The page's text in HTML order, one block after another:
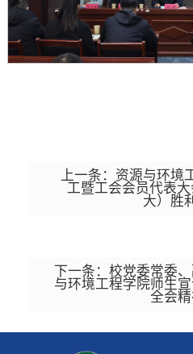
上一条：资源与环境
工暨工会会员代表
大）胜
下一条：校党委常委
与环境工程学院师生
全会